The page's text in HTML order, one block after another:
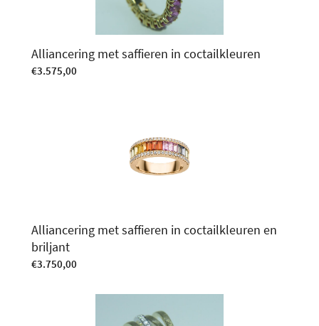
Alliancering met saffieren in coctailkleuren
€3.575,00
Alliancering met saffieren in coctailkleuren en
briljant
€3.750,00